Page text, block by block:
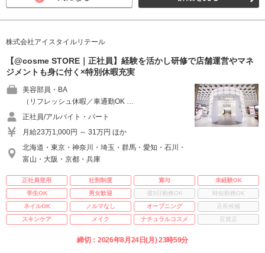
株式会社アイスタイルリテール
【@cosme STORE｜正社員】経験を活かし研修で店舗運営やマネ
ジメントも身に付く×特別休暇充実
美容部員・BA
（リフレッシュ休暇／車通勤OK …
正社員/アルバイト・パート
月給23万1,000円 ～ 31万円 ほか
北海道・東京・神奈川・埼玉・群馬・愛知・石川・
富山・大阪・京都・兵庫
正社員登用 社割制度 賞与
未経験OK
学生OK
男女歓迎 週3日勤務OK
時短勤務OK
ネイルOK
ノルマなし オープニング
店長候補
スキンケア
メイク ナチュラルコスメ 百貨店
締切：2026年8月24日(月) 23時59分